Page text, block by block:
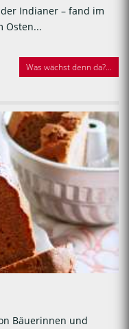
Indianer – fand im
Osten...
Was wächst denn da?...
Bäuerinnen und